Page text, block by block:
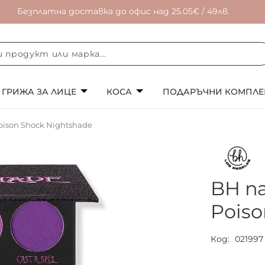
Безплатна доставка до офис над 25.05€ / 49лв.
ГРИЖА ЗА ЛИЦЕ КОСА ПОДАРЪЧНИ
Shock Nightshade
BH
Код 021997